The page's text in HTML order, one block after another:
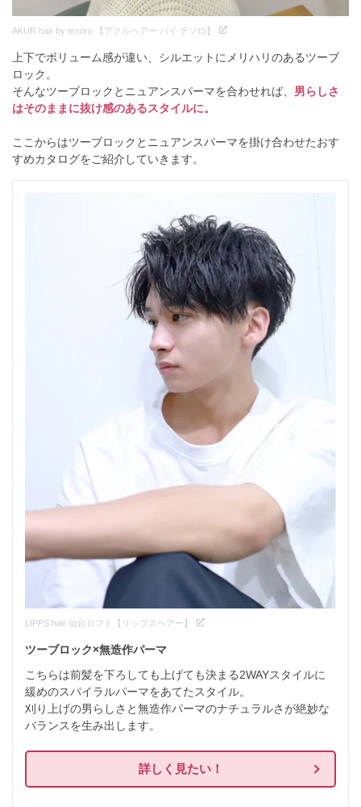
AKUR hair by tesoro 【アクルヘアー バイ テソロ】
上下でボリューム感が違い、シルエットにメリハリのあるツーブ
ロック。
そんなツーブロックとニュアンスパーマを合わせれば、 男らしさ
はそのままに抜け感のあるスタイルに。
ここからはツーブロックとニュアンスパーマを掛け合わせたおす
すめカタログをご紹介していきます。
LIPPS hair 仙台ロフト【リップスヘアー】
ツーブロック×無造作パーマ
こちらは前髪を下ろしても上げても決まる2WAYスタイルに
緩めのスパイラルパーマをあてたスタイル。
刈り上げの男らしさと無造作パーマのナチュラルさが絶妙な
バランスを生み出します。
詳しく見たい！